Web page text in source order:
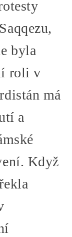
byla
roli v
má
a
Když